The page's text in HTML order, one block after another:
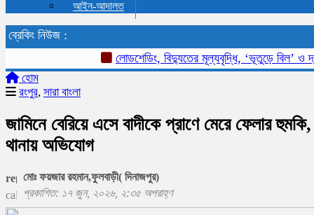
আইন-আদালত
ব্রেকিং নিউজ :
লোডশেডিং, বিদ্যুতের মূল্যবৃদ্ধি, ‘ভূতুড়ে বিল’ ও
হোম
রংপুর, সারা বাংলা
জামিনে বেরিয়ে এসে বাদীকে প্রাণে মেরে ফেলার হুমকি,
থানায় অভিযোগ
মোঃ ফয়জার রহমান,ফুলবাড়ী( দিনাজপুর)
প্রকাশিত: ১৭ জুন, ২০২৬, ২:৩৫ অপরাহ্ণ